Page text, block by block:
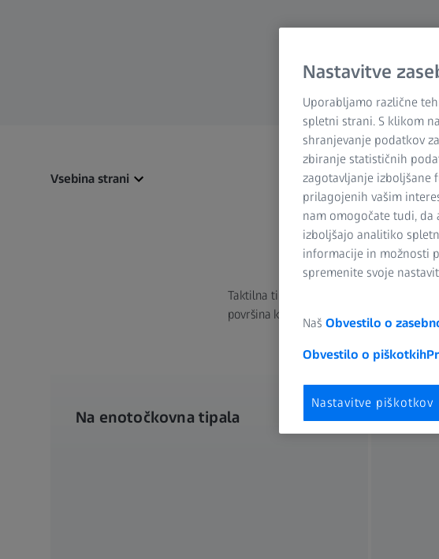
Vsebina strani
Taktilna tipala so prava izbira, kadar je
površina komponente meri po točkah
taktilnih
Na enotočkovna tipala Na
Nastavitve
Uporabljamo različne
spletni strani. S klikom
shranjevanje podatkov
zbiranje statističnih
zagotavljanje izboljšane
prilagojenih vašim
nam omogočate tudi,
izboljšajo analitiko
informacije in možnosti
spremenite svoje
Naš Obvestilo o
Obvestilo o piškotkih
Nastavitve piškotkov